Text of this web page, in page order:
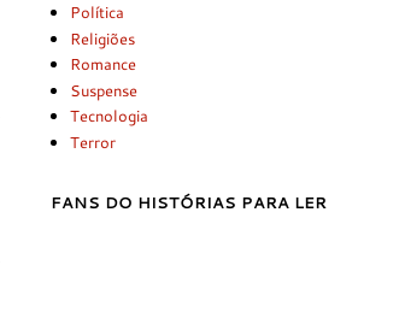
Política
Religiões
Romance
Suspense
Tecnologia
Terror
FANS DO HISTÓRIAS PARA LER